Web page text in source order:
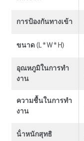
การป้องกันทางเข้า
ขนาด (L * W * H)
อุณหภูมิในการทํา
งาน
ความชื้นในการทํา
งาน
น้ําหนักสุทธิ